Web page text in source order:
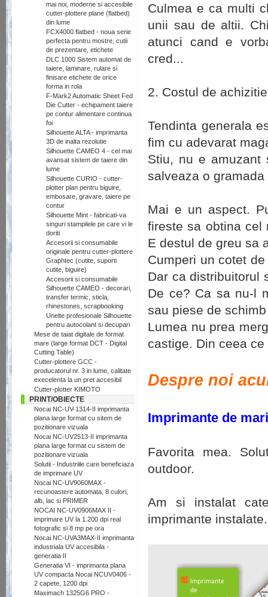
mai noi, moderne si accesibile
cutter-plottere plane (flatbed)
din lume
FCX4000 flatbed - noua serie
perfecta pentru mostre, cutii
de prezentare, etichete
DLC 1000 Sistem automat de
taiere, laminare, rulare si
finisare etichete de orice
forma in rola
F-Mark2 Automatic Sheet Fed
Die Cutter - echipament taiere
pe contur alimentare continua
foi
Silhouette ALTA - imprimanta
3D de inalta rezolutie
Silhouette CAMEO 4 - cel mai
avansat sistem de taiere din
lume
Silhouette CURIO - cutter-
plotter plan pentru biguire,
embosare, gravare, taiere pe
contur
Silhouette Mint - fabricati-va
singuri stampilele pe care vi le
doriti
Accesorii si consumabile
originale pentru cutter-plottere
Graphtec (cutite, suporti
cutite, biguire)
Accesorii si consumabile
Silhouette CAMEO - decorari,
transfer termic, sticla,
rhinestones, scrapbooking
Unelte profesionale Silhouette
pentru autocolant si decupari
Mese de taiat digitale de format
mare (large format DCT - Digital
Cutting Table)
Cutter-plottere GCC -
producatorul nr. 3 in lume, calitate
execelenta la un pret accesibil
Cutter-plotter KIMOTO
PRINT/OBIECTE
Nocai NC-UV-1314-II imprimanta
plana large format cu sitem de
pozitionare vizuala
Nocai NC-UV2513-II imprimanta
plana large format cu sistem de
pozitionare vizuala
Solutii - Industriile care beneficiaza
de imprimare UV
Nocai NC-UV9060MAX -
recunoastere automata, 8 culori,
alb, lac si PRIMER
NOCAI NC-UV0906MAX II -
imprimare UV la 1.200 dpi real
fotografic si 8 mp pe ora
Nocai NC-UVA3MAX-II imprimanta
industriala UV accesibila -
generatia II
Generatia VI - imprimanta plana
UV compacta Nocai NCUV0406 -
2 capete, 1200 dpi
Maximach 1325G6 PRO -
Culmea e ca multi
unii sau de altii.
atunci cand e
cred...
2. Costul de
Tendinta generala
fim cu adevarat
Stiu, nu e amuzant
salveaza o
Mai e un aspect.
fireste sa obtina cel
E destul de greu sa
Cumperi un cotet
Dar ca distribuitorul
De ce? Ca sa nu-l
sau piese de
Lumea nu prea
castige. Din ceea
Despre noi
Imprimante de
Favorita mea.
outdoor.
Am si instalat
imprimante instalate.